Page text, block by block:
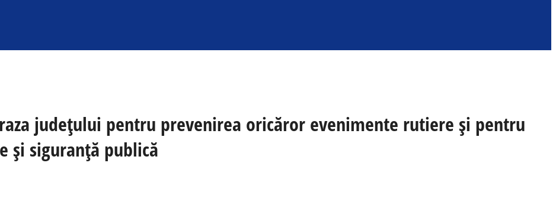
județului pentru prevenirea oricăror evenimente rutiere și pentru
și siguranță publică